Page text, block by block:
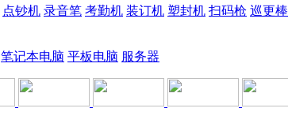
点钞机 录音笔 考勤机 装订机 塑封机 扫码枪 巡更棒
笔记本电脑 平板电脑 服务器